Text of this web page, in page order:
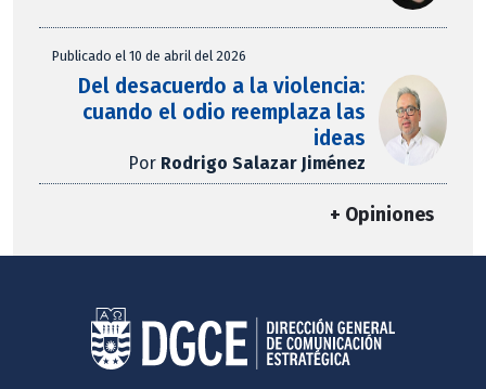
Publicado el 10 de abril del 2026
Del desacuerdo a la violencia:
cuando el odio reemplaza las
ideas
Por Rodrigo Salazar Jiménez
+ Opiniones